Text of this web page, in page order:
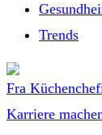
Trends
Fra
Karriere